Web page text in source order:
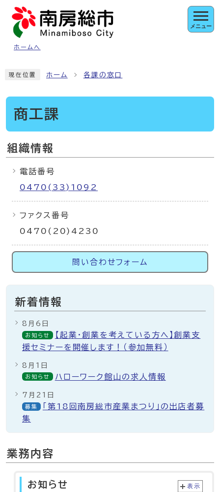
ページの先頭です
ホームへ
メニュー
現在位置 ホーム 各課の窓口
商工課
組織情報
電話番号
0470(33)1092
ファクス番号
0470(20)4230
問い合わせフォーム
新着情報
8月6日
お知らせ
【起業・創業を考えている方へ】創業支
援セミナーを開催します！（参加無料）
8月1日
お知らせ ハローワーク館山の求人情報
7月21日
募集
「第18回南房総市産業まつり」の出店者募
集
業務内容
お知らせ 表示